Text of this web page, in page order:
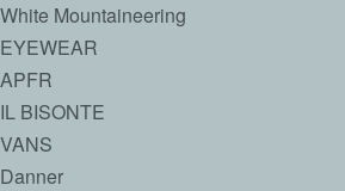
White Mountaineering
EYEWEAR
APFR
IL BISONTE
VANS
Danner